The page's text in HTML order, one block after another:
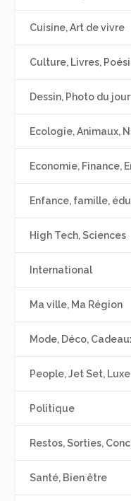
Cuisine, Art de vivre
Culture, Livres,
Dessin, Photo du jour
Ecologie, Animaux,
Economie, Finance,
Enfance, famille,
High Tech, Sciences
International
Ma ville, Ma Région
Mode, Déco,
People, Jet Set, Luxe
Politique
Restos, Sorties,
Santé, Bien être